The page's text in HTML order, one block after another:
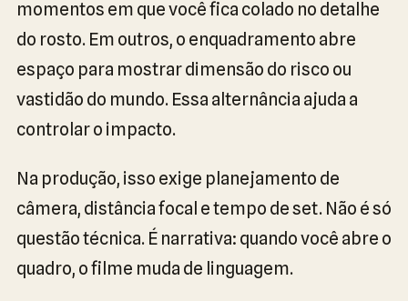
momentos em que você fica colado no detalhe
do rosto. Em outros, o enquadramento abre
espaço para mostrar dimensão do risco ou
vastidão do mundo. Essa alternância ajuda a
controlar o impacto.
Na produção, isso exige planejamento de
câmera, distância focal e tempo de set. Não é só
questão técnica. É narrativa: quando você abre o
quadro, o filme muda de linguagem.